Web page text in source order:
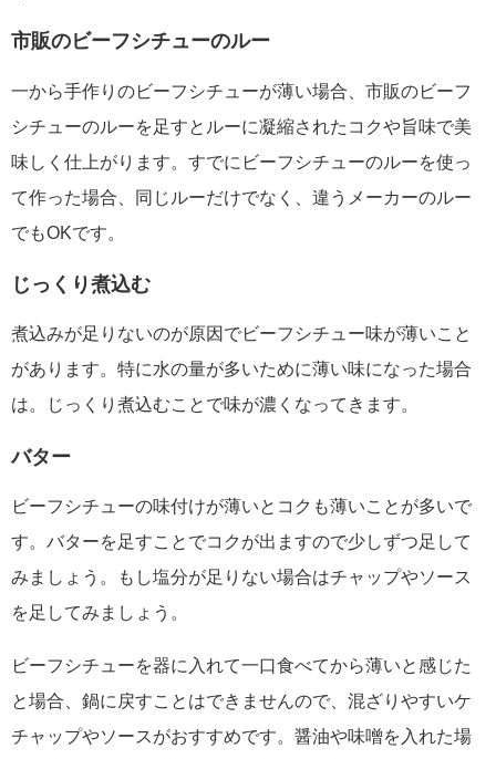
市販のビーフシチューのルー
一から手作りのビーフシチューが薄い場合、市販のビーフ
シチューのルーを足すとルーに凝縮されたコクや旨味で美
味しく仕上がります。すでにビーフシチューのルーを使っ
て作った場合、同じルーだけでなく、違うメーカーのルー
でもOKです。
じっくり煮込む
煮込みが足りないのが原因でビーフシチュー味が薄いこと
があります。特に水の量が多いために薄い味になった場合
は。じっくり煮込むことで味が濃くなってきます。
バター
ビーフシチューの味付けが薄いとコクも薄いことが多いで
す。バターを足すことでコクが出ますので少しずつ足して
みましょう。もし塩分が足りない場合はチャップやソース
を足してみましょう。
ビーフシチューを器に入れて一口食べてから薄いと感じた
と場合、鍋に戻すことはできませんので、混ざりやすいケ
チャップやソースがおすすめです。醤油や味噌を入れた場